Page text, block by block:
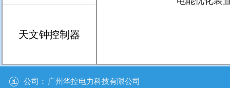
天文钟控制器
公司：
广州华控电力科技有限公司